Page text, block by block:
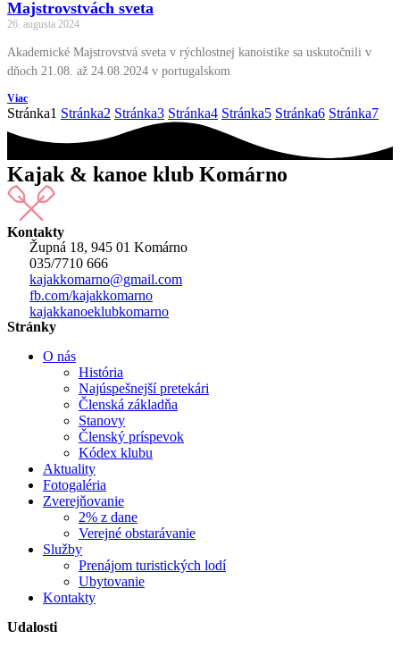
Majstrovstvách sveta
26. augusta 2024
Akademické Majstrovstvá sveta v rýchlostnej kanoistike sa uskutočnili v
dňoch 21.08. až 24.08.2024 v portugalskom
Viac
Stránka1 Stránka2 Stránka3 Stránka4 Stránka5 Stránka6 Stránka7
Kajak & kanoe klub Komárno
Kontakty
Župná 18, 945 01 Komárno
035/7710 666
kajakkomarno@gmail.com
fb.com/kajakkomarno
kajakkanoeklubkomarno
Stránky
O nás
História
Najúspešnejší pretekári
Členská základňa
Stanovy
Členský príspevok
Kódex klubu
Aktuality
Fotogaléria
Zverejňovanie
2% z dane
Verejné obstarávanie
Služby
Prenájom turistických lodí
Ubytovanie
Kontakty
Udalosti